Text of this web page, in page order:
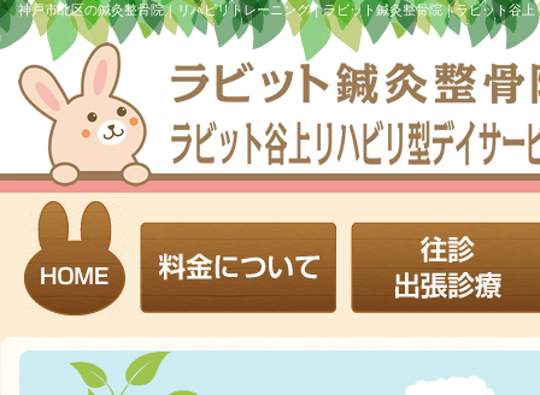
神戸市北区の鍼灸整骨院｜リハビリトレーニング｜ラビット鍼灸整骨院｜ラビット谷